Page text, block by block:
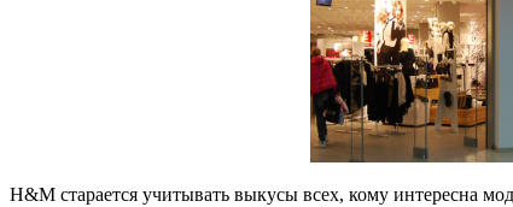
H&M старается учитывать выкусы всех, кому интересна